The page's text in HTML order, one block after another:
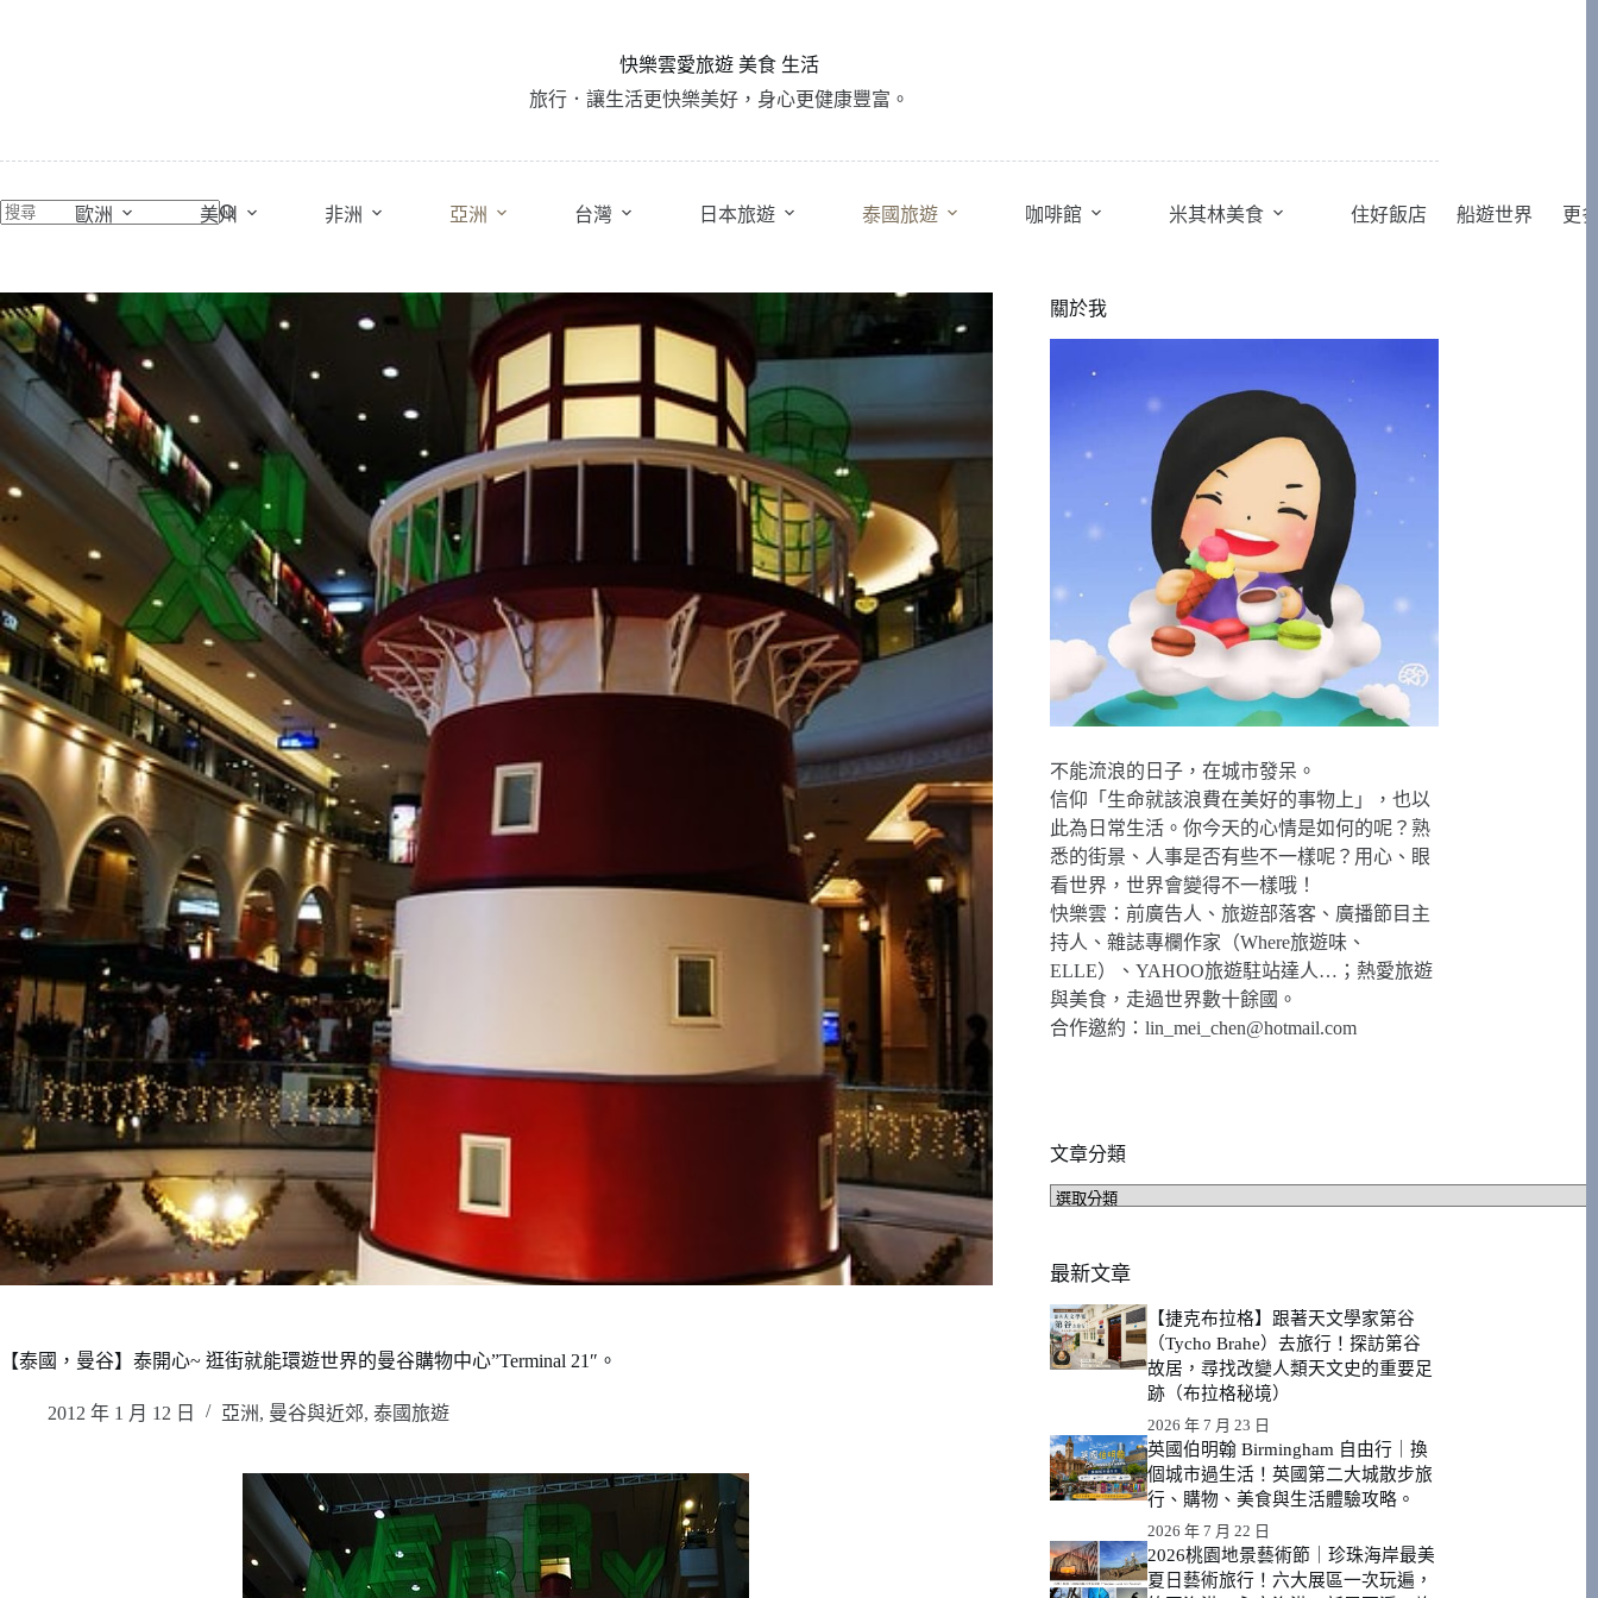
容
快樂雲愛旅遊 美食 生活
旅行．讓生活更快樂美好，身心更健康豐富。
歐洲 美州 非洲 亞洲 台灣 日本旅遊 泰國旅遊 咖啡館 米其林美食 住好飯店 船遊世界 更
【泰國，曼谷】泰開心~ 逛街就能環遊世界的曼谷購物中心”Terminal 21″。
2012 年 1 月 12 日 亞洲, 曼谷與近郊, 泰國旅遊
關於我
不能流浪的日子，在城市發呆。
信仰「生命就該浪費在美好的事物上」，也以
此為日常生活。你今天的心情是如何的呢？熟
悉的街景、人事是否有些不一樣呢？用心、眼
看世界，世界會變得不一樣哦！
快樂雲：前廣告人、旅遊部落客、廣播節目主
持人、雜誌專欄作家（Where旅遊味、
ELLE）、YAHOO旅遊駐站達人…；熱愛旅遊
與美食，走過世界數十餘國。
合作邀約：lin_mei_chen@hotmail.com
文章分類
文
類
最新文章
【捷克布拉格】跟著天文學家第谷
（Tycho Brahe）去旅行！探訪第谷
故居，尋找改變人類天文史的重要足
跡（布拉格秘境）
2026 年 7 月 23 日
英國伯明翰 Birmingham 自由行｜換
個城市過生活！英國第二大城散步旅
行、購物、美食與生活體驗攻略。
2026 年 7 月 22 日
2026桃園地景藝術節｜珍珠海岸最美
夏日藝術旅行！六大展區一次玩遍，